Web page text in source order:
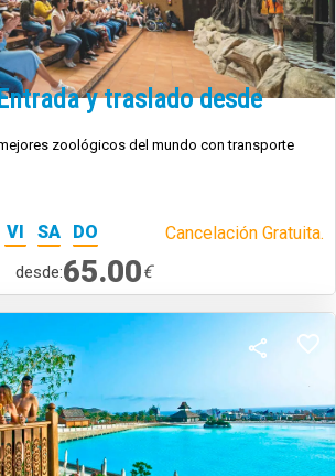
y traslado desde
zoológicos del mundo con transporte
VI SA DO Cancelación Gratuita.
desde:65.00€